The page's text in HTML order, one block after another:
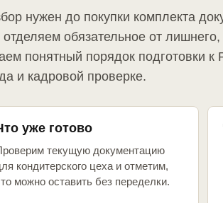
нужен до покупки комплекта
обязательное от
понятный порядок подготовки
и кадровой проверке.
уже готово
текущую документацию
кондитерского цеха и отметим,
можно оставить без переделки.